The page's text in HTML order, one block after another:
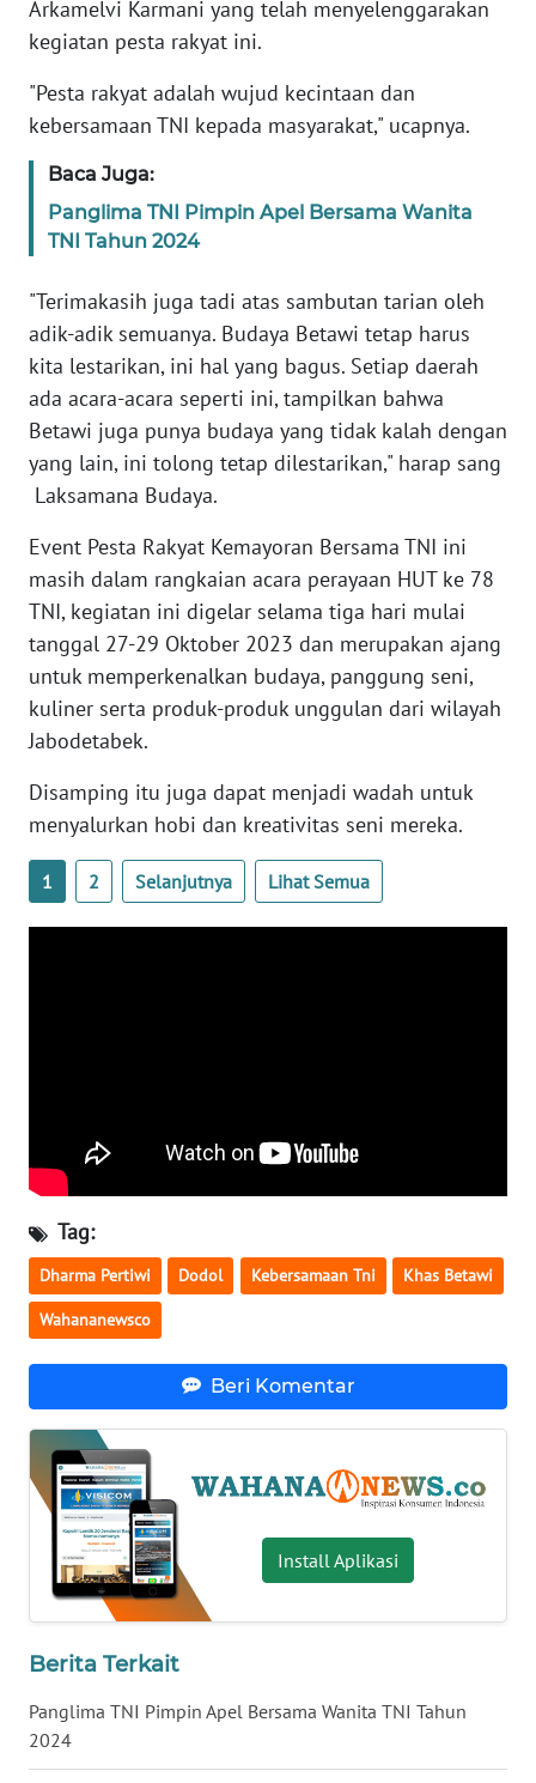
Arkamelvi Karmani yang telah menyelenggarakan
kegiatan pesta rakyat ini.
"Pesta rakyat adalah wujud kecintaan dan
kebersamaan TNI kepada masyarakat," ucapnya.
Baca Juga:
Panglima TNI Pimpin Apel Bersama Wanita
TNI Tahun 2024
"Terimakasih juga tadi atas sambutan tarian oleh
adik-adik semuanya. Budaya Betawi tetap harus
kita lestarikan, ini hal yang bagus. Setiap daerah
ada acara-acara seperti ini, tampilkan bahwa
Betawi juga punya budaya yang tidak kalah dengan
yang lain, ini tolong tetap dilestarikan," harap sang
Laksamana Budaya.
Event Pesta Rakyat Kemayoran Bersama TNI ini
masih dalam rangkaian acara perayaan HUT ke 78
TNI, kegiatan ini digelar selama tiga hari mulai
tanggal 27-29 Oktober 2023 dan merupakan ajang
untuk memperkenalkan budaya, panggung seni,
kuliner serta produk-produk unggulan dari wilayah
Jabodetabek.
Disamping itu juga dapat menjadi wadah untuk
menyalurkan hobi dan kreativitas seni mereka.
1 2 Selanjutnya Lihat Semua
Tag:
Dharma Pertiwi Dodol Kebersamaan Tni Khas Betawi
Wahananewsco
Beri Komentar
Install Aplikasi
Berita Terkait
Panglima TNI Pimpin Apel Bersama Wanita TNI Tahun
2024
WN
JAKARTA
WN
JABAR
BANTEN
NTT
WN
KEPRI
WN
PAPUA
WN
PAPUA
WN
RIAU
WN
WN
JAMBI
WN
WN
SULBAR
WN
BABEL
WN
WN
SUMSEL
WN
BENGKULU
LAMPUNG
WN
JATENG